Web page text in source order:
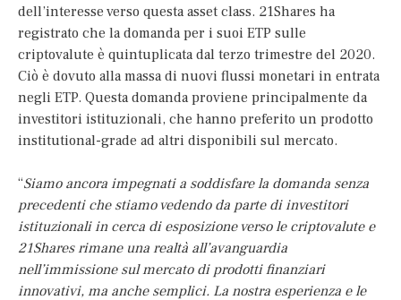
dell’interesse verso questa asset class. 21Shares ha
registrato che la domanda per i suoi ETP sulle
criptovalute è quintuplicata dal terzo trimestre del 2020.
Ciò è dovuto alla massa di nuovi flussi monetari in entrata
negli ETP. Questa domanda proviene principalmente da
investitori istituzionali, che hanno preferito un prodotto
institutional-grade ad altri disponibili sul mercato.
“Siamo ancora impegnati a soddisfare la domanda senza
precedenti che stiamo vedendo da parte di investitori
istituzionali in cerca di esposizione verso le criptovalute e
21Shares rimane una realtà all’avanguardia
nell’immissione sul mercato di prodotti finanziari
innovativi, ma anche semplici. La nostra esperienza e le